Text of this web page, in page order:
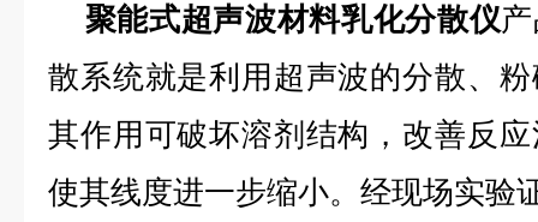
聚能式超声波材料乳化分散仪
散系统就是利用超声波的分散、
其作用可破坏溶剂结构，改善反
使其线度进一步缩小。经现场实验